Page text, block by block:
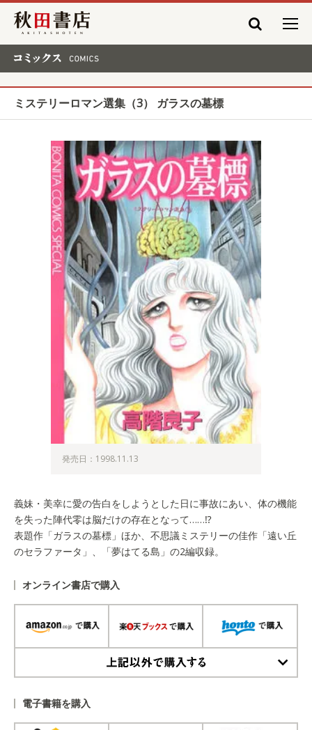
秋田書店
ミステリーロマン選集（3） ガラスの墓標
発売日：1998.11.13
義妹・美幸に愛の告白をしようとした日に事故にあい、体の機能
を失った陣代零は脳だけの存在となって……⁉
表題作「ガラスの墓標」ほか、不思議ミステリーの佳作「遠い丘
のセラファータ」、「夢はてる島」の2編収録。
オンライン書店で購入
電子書籍を購入